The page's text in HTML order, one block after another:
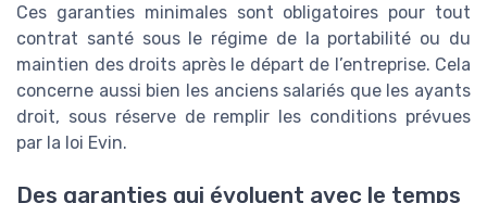
Ces garanties minimales sont obligatoires pour tout
contrat santé sous le régime de la portabilité ou du
maintien des droits après le départ de l’entreprise. Cela
concerne aussi bien les anciens salariés que les ayants
droit, sous réserve de remplir les conditions prévues
par la loi Evin.
Des garanties qui évoluent avec le temps